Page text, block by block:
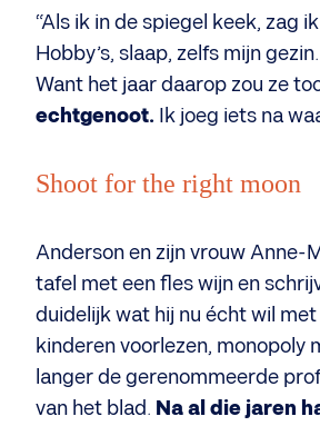
“Als ik in de spiegel keek, zag
Hobby’s, slaap, zelfs mijn
Want het jaar daarop zou ze
echtgenoot. Ik joeg iets na
Shoot for the right moon
Anderson en zijn vrouw Anne-
tafel met een fles wijn en
duidelijk wat hij nu écht wil met
kinderen voorlezen, monopoly
langer de gerenommeerde
van het blad. Na al die jaren